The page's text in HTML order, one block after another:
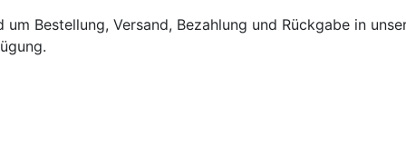
Bestellung, Versand, Bezahlung und Rückgabe in